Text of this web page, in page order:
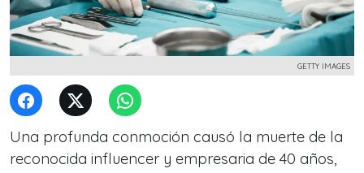
GETTY IMAGES
Una profunda conmoción causó la muerte de la
reconocida influencer y empresaria de 40 años,